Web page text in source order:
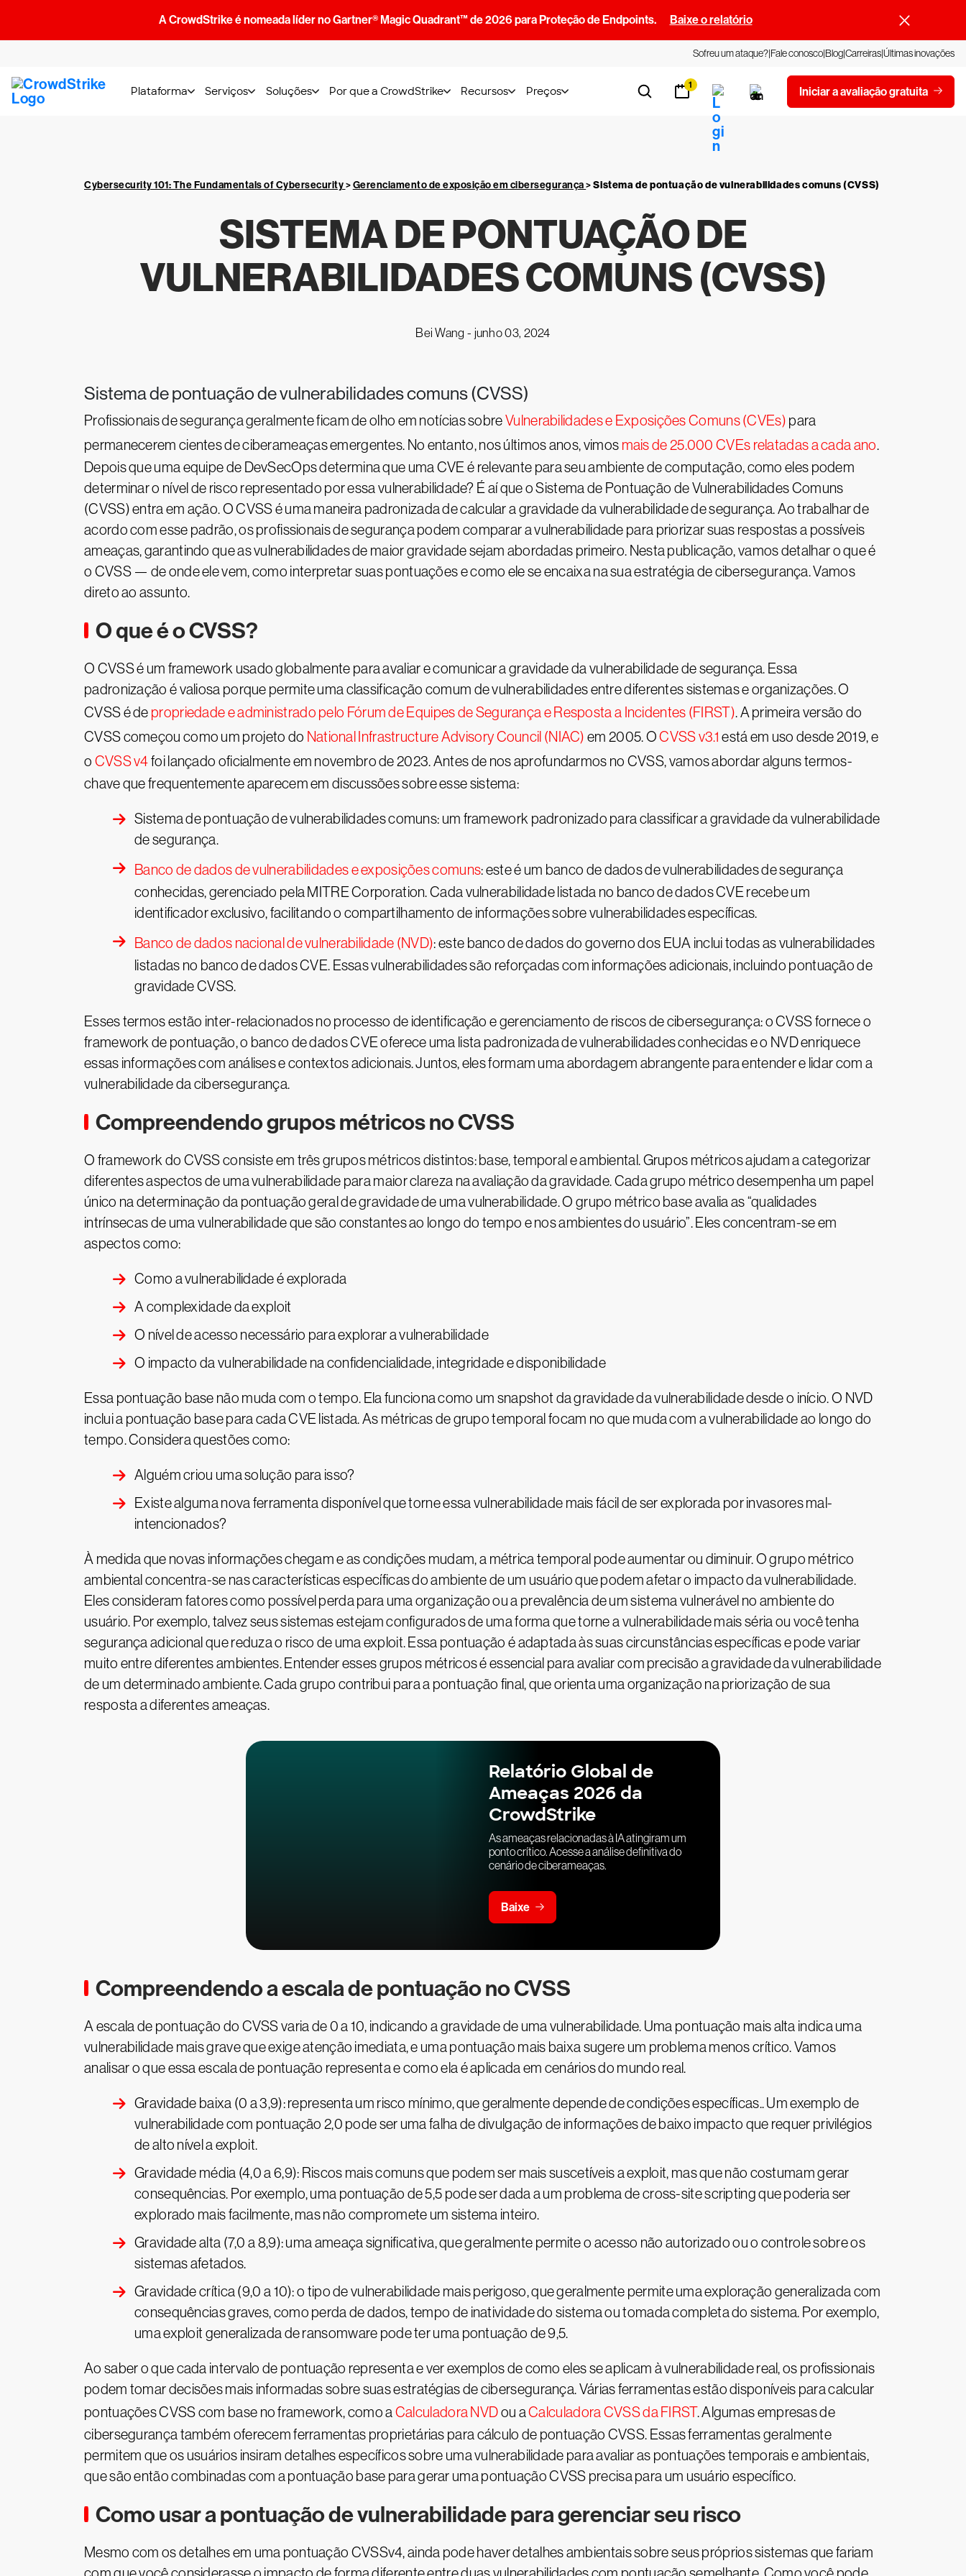
A CrowdStrike é nomeada líder no Gartner® Magic Quadrant™ de 2026 para Proteção de Endpoints. Baixe o relatório
Sofreu um ataque?Fale conoscoBlogCarreirasÚltimas inovações
Plataforma Serviços Soluções Por que a CrowdStrike Recursos Preços 1 Iniciar a avaliação gratuita
Cybersecurity 101: The Fundamentals of Cybersecurity>Gerenciamento de exposição em cibersegurança>Sistema de pontuação de vulnerabilidades comuns (CVSS)
SISTEMA DE PONTUAÇÃO DE
VULNERABILIDADES COMUNS (CVSS)
Bei Wang - junho 03, 2024
Sistema de pontuação de vulnerabilidades comuns (CVSS)
Profissionais de segurança geralmente ficam de olho em notícias sobreVulnerabilidades e Exposições Comuns (CVEs) para
permanecerem cientes de ciberameaças emergentes. No entanto, nos últimos anos, vimos mais de 25.000 CVEs relatadas a cada ano.
Depois que uma equipe de DevSecOps determina que uma CVE é relevante para seu ambiente de computação, como eles podem
determinar o nível de risco representado por essa vulnerabilidade? É aí que o Sistema de Pontuação de Vulnerabilidades Comuns
(CVSS) entra em ação. O CVSS é uma maneira padronizada de calcular a gravidade da vulnerabilidade de segurança. Ao trabalhar de
acordo com esse padrão, os profissionais de segurança podem comparar a vulnerabilidade para priorizar suas respostas a possíveis
ameaças, garantindo que as vulnerabilidades de maior gravidade sejam abordadas primeiro. Nesta publicação, vamos detalhar o que é
o CVSS — de onde ele vem, como interpretar suas pontuações e como ele se encaixa na sua estratégia de cibersegurança. Vamos
direto ao assunto.
O que é o CVSS?
O CVSS é um framework usado globalmente para avaliar e comunicar a gravidade da vulnerabilidade de segurança. Essa
padronização é valiosa porque permite uma classificação comum de vulnerabilidades entre diferentes sistemas e organizações. O
CVSS é de propriedade e administrado pelo Fórum de Equipes de Segurança e Resposta a Incidentes (FIRST). A primeira versão do
CVSS começou como um projeto do National Infrastructure Advisory Council (NIAC) em 2005. OCVSS v3.1 está em uso desde 2019, e
o CVSS v4foi lançado oficialmente em novembro de 2023. Antes de nos aprofundarmos no CVSS, vamos abordar alguns termos-
chave que frequentemente aparecem em discussões sobre esse sistema:
Sistema de pontuação de vulnerabilidades comuns: um framework padronizado para classificar a gravidade da vulnerabilidade
de segurança.
Banco de dados de vulnerabilidades e exposições comuns: este é um banco de dados de vulnerabilidades de segurança
conhecidas, gerenciado pela MITRE Corporation. Cada vulnerabilidade listada no banco de dados CVE recebe um
identificador exclusivo, facilitando o compartilhamento de informações sobre vulnerabilidades específicas.
Banco de dados nacional de vulnerabilidade (NVD): este banco de dados do governo dos EUA inclui todas as vulnerabilidades
listadas no banco de dados CVE. Essas vulnerabilidades são reforçadas com informações adicionais, incluindo pontuação de
gravidade CVSS.
Esses termos estão inter-relacionados no processo de identificação e gerenciamento de riscos de cibersegurança: o CVSS fornece o
framework de pontuação, o banco de dados CVE oferece uma lista padronizada de vulnerabilidades conhecidas e o NVD enriquece
essas informações com análises e contextos adicionais. Juntos, eles formam uma abordagem abrangente para entender e lidar com a
vulnerabilidade da cibersegurança.
Compreendendo grupos métricos no CVSS
O framework do CVSS consiste em três grupos métricos distintos: base, temporal e ambiental. Grupos métricos ajudam a categorizar
diferentes aspectos de uma vulnerabilidade para maior clareza na avaliação da gravidade. Cada grupo métrico desempenha um papel
único na determinação da pontuação geral de gravidade de uma vulnerabilidade. O grupo métrico base avalia as “qualidades
intrínsecas de uma vulnerabilidade que são constantes ao longo do tempo e nos ambientes do usuário”. Eles concentram-se em
aspectos como:
Como a vulnerabilidade é explorada
A complexidade da exploit
O nível de acesso necessário para explorar a vulnerabilidade
O impacto da vulnerabilidade na confidencialidade, integridade e disponibilidade
Essa pontuação base não muda com o tempo. Ela funciona como um snapshot da gravidade da vulnerabilidade desde o início. O NVD
inclui a pontuação base para cada CVE listada. As métricas de grupo temporal focam no que muda com a vulnerabilidade ao longo do
tempo. Considera questões como:
Alguém criou uma solução para isso?
Existe alguma nova ferramenta disponível que torne essa vulnerabilidade mais fácil de ser explorada por invasores mal-
intencionados?
À medida que novas informações chegam e as condições mudam, a métrica temporal pode aumentar ou diminuir. O grupo métrico
ambiental concentra-se nas características específicas do ambiente de um usuário que podem afetar o impacto da vulnerabilidade.
Eles consideram fatores como possível perda para uma organização ou a prevalência de um sistema vulnerável no ambiente do
usuário. Por exemplo, talvez seus sistemas estejam configurados de uma forma que torne a vulnerabilidade mais séria ou você tenha
segurança adicional que reduza o risco de uma exploit. Essa pontuação é adaptada às suas circunstâncias específicas e pode variar
muito entre diferentes ambientes. Entender esses grupos métricos é essencial para avaliar com precisão a gravidade da vulnerabilidade
de um determinado ambiente. Cada grupo contribui para a pontuação final, que orienta uma organização na priorização de sua
resposta a diferentes ameaças.
Relatório Global de
Ameaças 2026 da
CrowdStrike
As ameaças relacionadas à IA atingiram um
ponto crítico. Acesse a análise definitiva do
cenário de ciberameaças.
Baixe
Compreendendo a escala de pontuação no CVSS
A escala de pontuação do CVSS varia de 0 a 10, indicando a gravidade de uma vulnerabilidade. Uma pontuação mais alta indica uma
vulnerabilidade mais grave que exige atenção imediata, e uma pontuação mais baixa sugere um problema menos crítico. Vamos
analisar o que essa escala de pontuação representa e como ela é aplicada em cenários do mundo real.
Gravidade baixa (0 a 3,9): representa um risco mínimo, que geralmente depende de condições específicas.. Um exemplo de
vulnerabilidade com pontuação 2,0 pode ser uma falha de divulgação de informações de baixo impacto que requer privilégios
de alto nível a exploit.
Gravidade média (4,0 a 6,9): Riscos mais comuns que podem ser mais suscetíveis a exploit, mas que não costumam gerar
consequências. Por exemplo, uma pontuação de 5,5 pode ser dada a um problema de cross-site scripting que poderia ser
explorado mais facilmente, mas não compromete um sistema inteiro.
Gravidade alta (7,0 a 8,9): uma ameaça significativa, que geralmente permite o acesso não autorizado ou o controle sobre os
sistemas afetados.
Gravidade crítica (9,0 a 10): o tipo de vulnerabilidade mais perigoso, que geralmente permite uma exploração generalizada com
consequências graves, como perda de dados, tempo de inatividade do sistema ou tomada completa do sistema. Por exemplo,
uma exploit generalizada de ransomware pode ter uma pontuação de 9,5.
Ao saber o que cada intervalo de pontuação representa e ver exemplos de como eles se aplicam à vulnerabilidade real, os profissionais
podem tomar decisões mais informadas sobre suas estratégias de cibersegurança. Várias ferramentas estão disponíveis para calcular
pontuações CVSS com base no framework, como a Calculadora NVDou aCalculadora CVSS da FIRST. Algumas empresas de
cibersegurança também oferecem ferramentas proprietárias para cálculo de pontuação CVSS. Essas ferramentas geralmente
permitem que os usuários insiram detalhes específicos sobre uma vulnerabilidade para avaliar as pontuações temporais e ambientais,
que são então combinadas com a pontuação base para gerar uma pontuação CVSS precisa para um usuário específico.
Como usar a pontuação de vulnerabilidade para gerenciar seu risco
Mesmo com os detalhes em uma pontuação CVSSv4, ainda pode haver detalhes ambientais sobre seus próprios sistemas que fariam